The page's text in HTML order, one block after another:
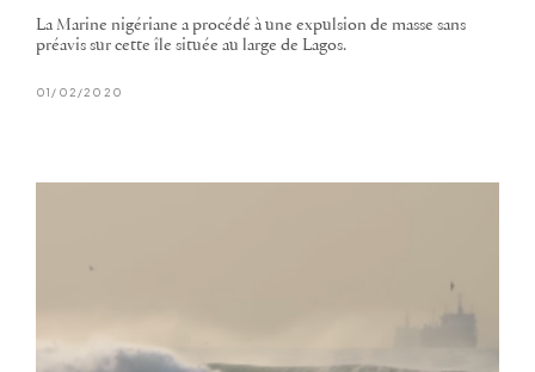
La Marine nigériane a procédé à une expulsion de masse sans
préavis sur cette île située au large de Lagos.
01/02/2020